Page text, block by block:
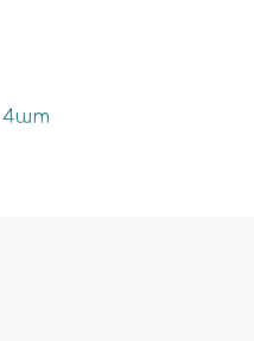
4шт
качества
и кадмия.